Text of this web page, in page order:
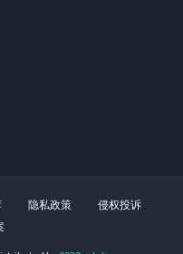
隐私政策
侵权投诉